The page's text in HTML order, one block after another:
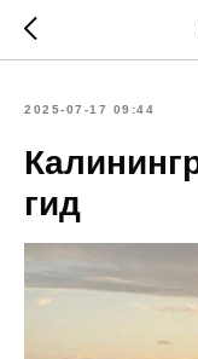
2025-07-17 09:44
гид